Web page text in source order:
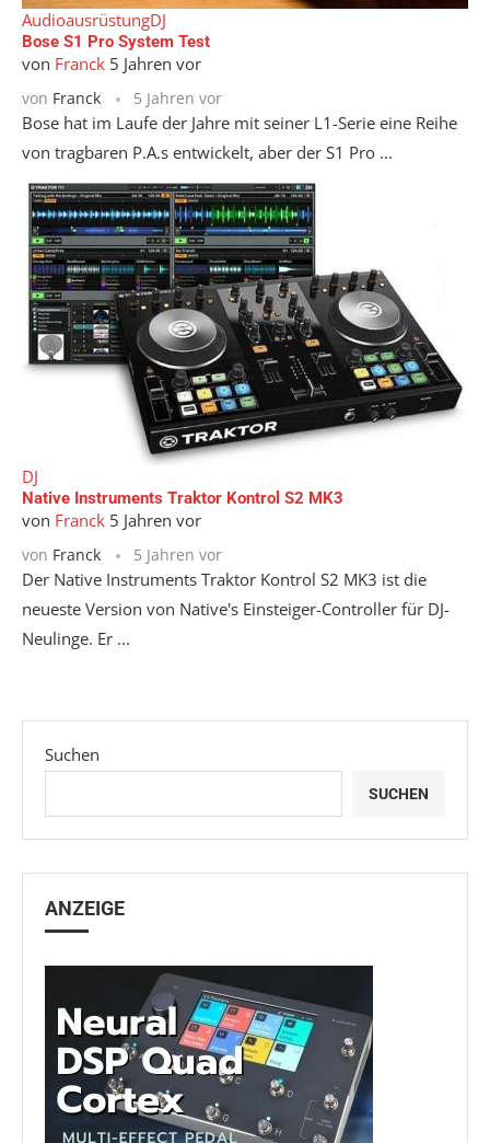
AudioausrüstungDJ
Bose S1 Pro System Test
von Franck 5 Jahren vor
von Franck 5 Jahren vor
Bose hat im Laufe der Jahre mit seiner L1-Serie eine Reihe
von tragbaren P.A.s entwickelt, aber der S1 Pro ...
DJ
Native Instruments Traktor Kontrol S2 MK3
von Franck 5 Jahren vor
von Franck 5 Jahren vor
Der Native Instruments Traktor Kontrol S2 MK3 ist die
neueste Version von Native's Einsteiger-Controller für DJ-
Neulinge. Er ...
Suchen
SUCHEN
ANZEIGE